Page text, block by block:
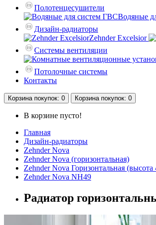
Полотенцесушители
Водяные
Дизайн-радиаторы
Zehnder Excelsior
Системы вентиляции
Потолочные системы
Контакты
Корзинапокупок: 0 Корзинапокупок: 0
В корзине пусто!
Главная
Дизайн-радиаторы
Zehnder Nova
Zehnder Nova (горизонтальная)
Zehnder Nova Горизонтальная
Zehnder Nova NH49
Радиатор